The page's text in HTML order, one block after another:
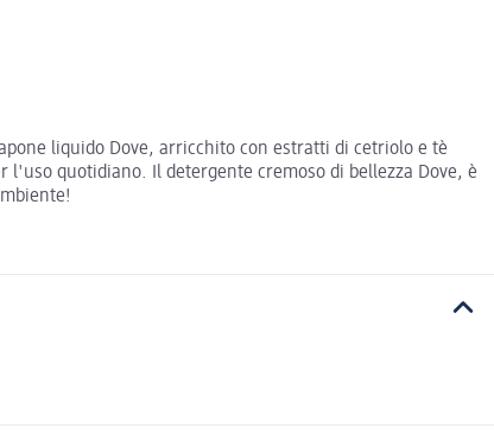
liquido Dove, arricchito con estratti di cetriolo e tè
quotidiano. Il detergente cremoso di bellezza Dove, è